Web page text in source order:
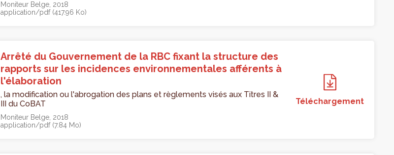
Moniteur Belge 2018
application/pdf (417.96 Ko)
Arrêté du Gouvernement de la RBC fixant la structure des
rapports sur les incidences environnementales afférents à
l'élaboration
, la modification ou l'abrogation des plans et règlements visés aux Titres II &
III du CoBAT
Moniteur Belge 2018
application/pdf (7.84 Mo)
Téléchargement